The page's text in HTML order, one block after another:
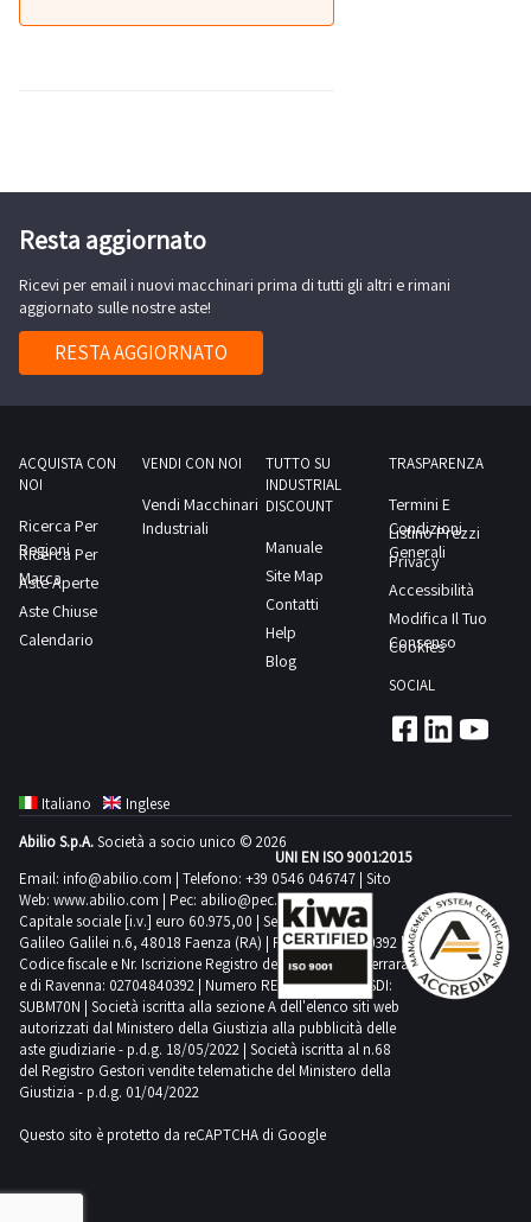
Resta aggiornato
Ricevi per email i nuovi macchinari prima di tutti gli altri e rimani
aggiornato sulle nostre aste!
RESTA AGGIORNATO
ACQUISTA CON
NOI
Ricerca Per
Regioni
Ricerca Per
Marca
Aste Aperte
Aste Chiuse
Calendario
VENDI CON NOI
Vendi Macchinari
Industriali
TUTTO SU
INDUSTRIAL
DISCOUNT
Manuale
Site Map
Contatti
Help
Blog
TRASPARENZA
Termini E
Condizioni
Generali
Listino Prezzi
Privacy
Accessibilità
Modifica Il Tuo
Consenso
Cookies
SOCIAL
Italiano
Inglese
Abilio S.p.A.Società a socio unico © 2026
Email: info@abilio.com | Telefono: +39 0546 046747 | Sito
Web: www.abilio.com | Pec: abilio@pec.illimity.com
Capitale sociale [i.v.] euro 60.975,00 | Sede legale in Via
Galileo Galilei n.6, 48018 Faenza (RA) | P.IVA: 02704840392 |
Codice fiscale e Nr. Iscrizione Registro delle Imprese di Ferrara
e di Ravenna: 02704840392 | Numero REA RA 224830 | SDI:
SUBM70N | Società iscritta alla sezione A dell'elenco siti web
autorizzati dal Ministero della Giustizia alla pubblicità delle
aste giudiziarie - p.d.g. 18/05/2022 | Società iscritta al n.68
del Registro Gestori vendite telematiche del Ministero della
Giustizia - p.d.g. 01/04/2022
Questo sito è protetto da reCAPTCHA di Google
UNI EN ISO 9001:2015